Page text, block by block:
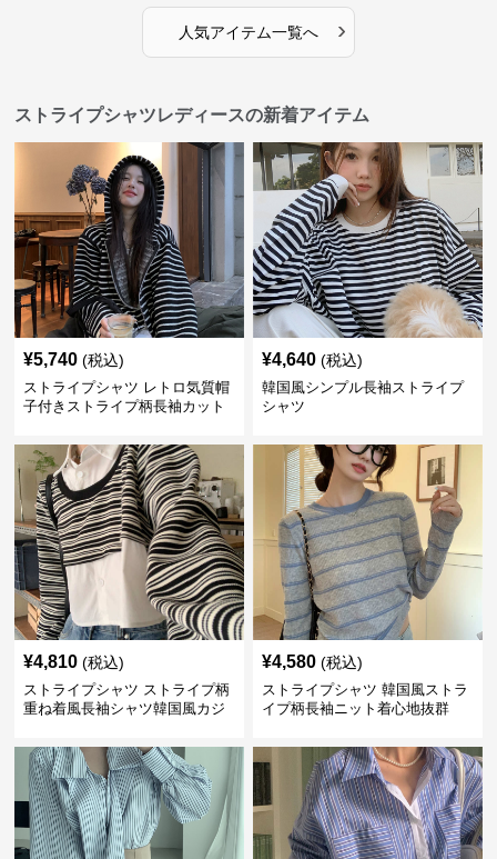
人気アイテム一覧へ ›
ストライプシャツレディースの新着アイテム
¥5,740 (税込)
ストライプシャツ レトロ気質帽
子付きストライプ柄長袖カット
¥4,640 (税込)
韓国風シンプル長袖ストライプ
シャツ
¥4,810 (税込)
ストライプシャツ ストライプ柄
重ね着風長袖シャツ韓国風カジ
¥4,580 (税込)
ストライプシャツ 韓国風ストラ
イプ柄長袖ニット着心地抜群